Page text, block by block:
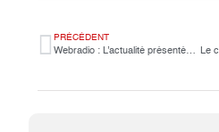
PRÉCÉDENT
Webradio : L’actualité présentée par nos journalistes du collège.